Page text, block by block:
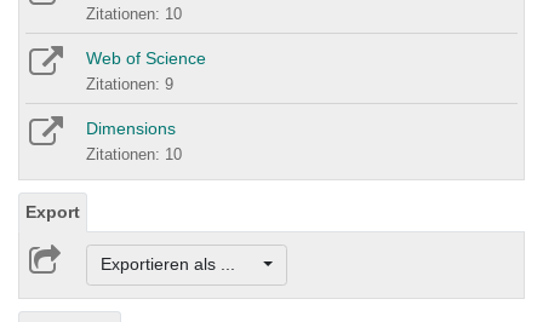
Zitationen: 10
Web of Science
Zitationen: 9
Dimensions
Zitationen: 10
Export
Exportieren als ...